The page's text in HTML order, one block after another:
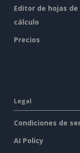
Editor de hojas de
cálculo
Precios
Legal
Condiciones de
AI Policy